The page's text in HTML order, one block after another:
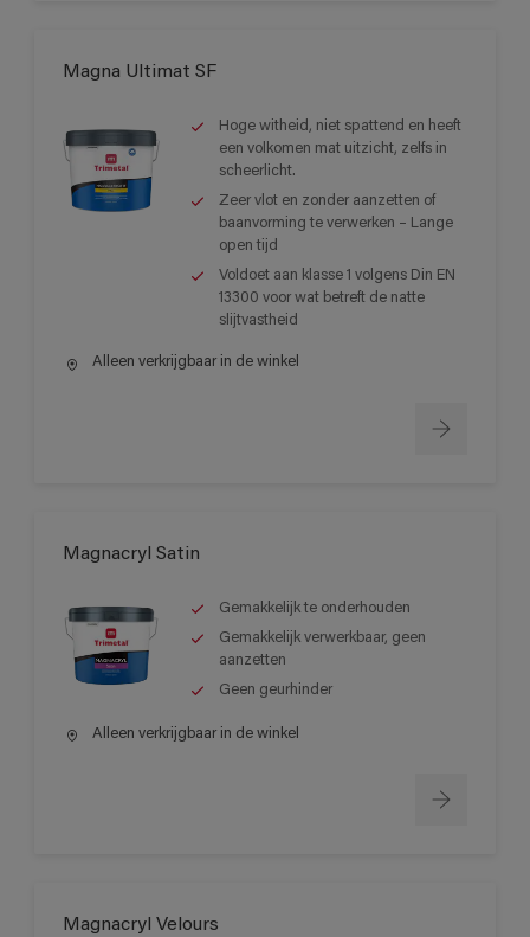
Magna Ultimat SF
Hoge witheid, niet spattend en heeft
een volkomen mat uitzicht, zelfs in
scheerlicht.
Zeer vlot en zonder aanzetten of
baanvorming te verwerken – Lange
open tijd
Voldoet aan klasse 1 volgens Din EN
13300 voor wat betreft de natte
slijtvastheid
Alleen verkrijgbaar in de winkel
Magnacryl Satin
Gemakkelijk te onderhouden
Gemakkelijk verwerkbaar, geen
aanzetten
Geen geurhinder
Alleen verkrijgbaar in de winkel
Magnacryl Velours